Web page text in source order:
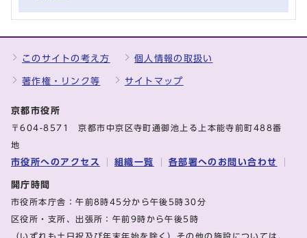
このサイトの考え方 個人情報の取扱い
著作権・リンク等 サイトマップ
京都市役所
〒604-8571 京都市中京区寺町通御池上る上本能寺前町488番
地
市役所へのアクセス 組織一覧 各部署へのお問い合わせ
開庁時間
市役所本庁舎：午前8時45分から午後5時30分
区役所・支所、出張所：午前9時から午後5時
（いずれも土日祝及び年末年始を除く）その他の施設については、